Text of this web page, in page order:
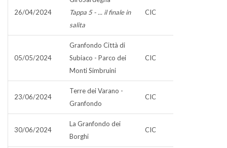
26/04/2024
Tappa 5 - ... il finale in
salita
CIC
05/05/2024
Granfondo Città di
Subiaco - Parco dei
Monti Simbruini
CIC
23/06/2024
Terre dei Varano -
Granfondo
CIC
30/06/2024
La Granfondo dei
Borghi
CIC